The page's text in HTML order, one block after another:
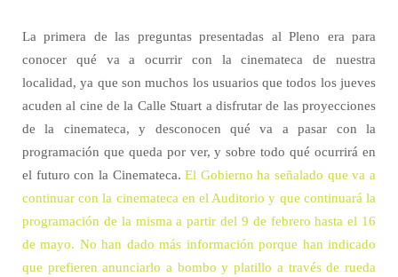
La primera de las preguntas presentadas al Pleno era para
conocer qué va a ocurrir con la cinemateca de nuestra
localidad, ya que son muchos los usuarios que todos los jueves
acuden al cine de la Calle Stuart a disfrutar de las proyecciones
de la cinemateca, y desconocen qué va a pasar con la
programación que queda por ver, y sobre todo qué ocurrirá en
el futuro con la Cinemateca.El Gobierno ha señalado que va a
continuar con la cinemateca en el Auditorio y que continuará la
programación de la misma a partir del 9 de febrero hasta el 16
de mayo. No han dado más información porque han indicado
que prefieren anunciarlo a bombo y platillo a través de rueda